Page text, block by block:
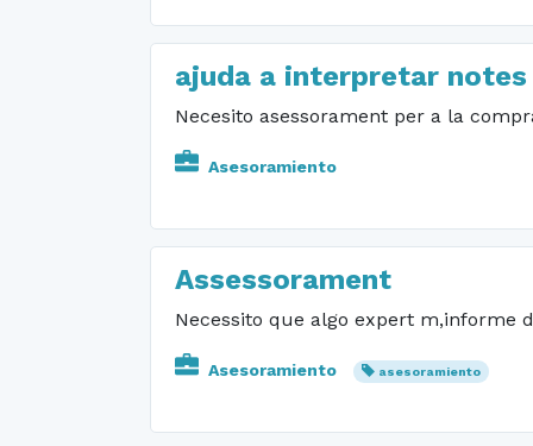
ajuda a interpretar
Necesito asessorament per a la
Asesoramiento
Assessorament
Necessito que algo expert m,informe
Asesoramiento asesoramiento